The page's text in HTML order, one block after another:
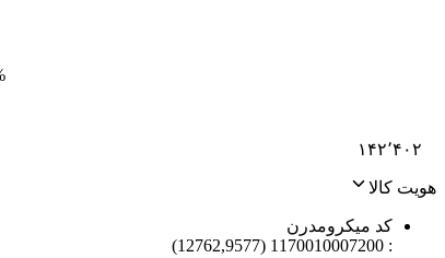
۱۴۲٬۴۰۲
هویت کالا
کد میکرومدرن
:
1170010007200 (12762,9577)